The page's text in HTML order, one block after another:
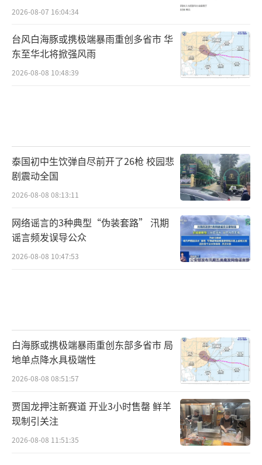
2026-08-07 16:04:34
台风白海豚或携极端暴雨重创多省市 华
东至华北将掀强风雨
2026-08-08 10:48:39
泰国初中生饮弹自尽前开了26枪 校园悲
剧震动全国
2026-08-08 08:13:11
网络谣言的3种典型“伪装套路” 汛期
谣言频发误导公众
2026-08-08 10:47:53
白海豚或携极端暴雨重创东部多省市 局
地单点降水具极端性
2026-08-08 08:51:57
贾国龙押注新赛道 开业3小时售罄 鲜羊
现制引关注
2026-08-08 11:51:35